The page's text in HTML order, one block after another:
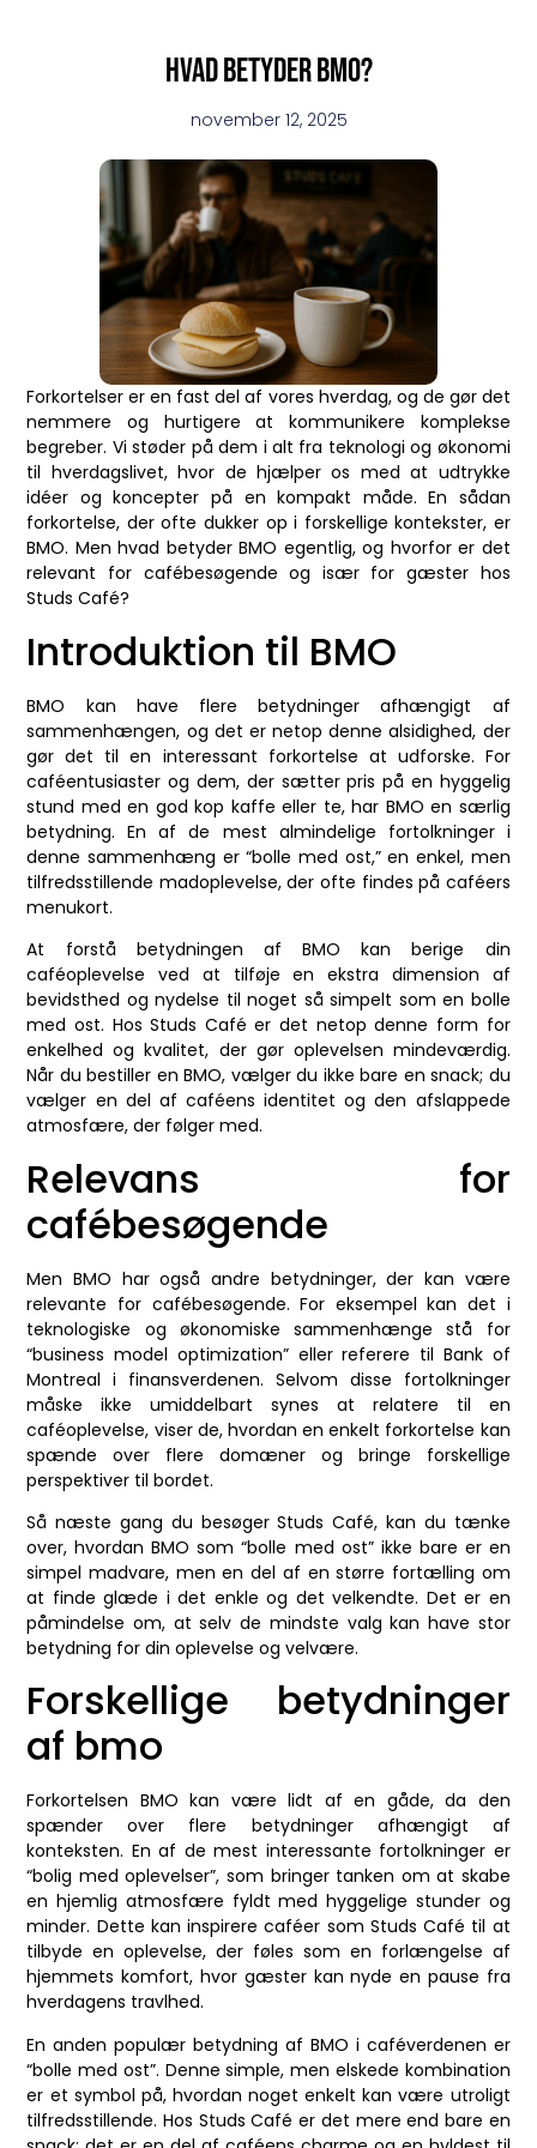
Hvad betyder bmo?
november 12, 2025
Forkortelser er en fast del af vores hverdag, og de gør det
nemmere og hurtigere at kommunikere komplekse
begreber. Vi støder på dem i alt fra teknologi og økonomi
til hverdagslivet, hvor de hjælper os med at udtrykke
idéer og koncepter på en kompakt måde. En sådan
forkortelse, der ofte dukker op i forskellige kontekster, er
BMO. Men hvad betyder BMO egentlig, og hvorfor er det
relevant for cafébesøgende og især for gæster hos
Studs Café?
Introduktion til BMO
BMO kan have flere betydninger afhængigt af
sammenhængen, og det er netop denne alsidighed, der
gør det til en interessant forkortelse at udforske. For
caféentusiaster og dem, der sætter pris på en hyggelig
stund med en god kop kaffe eller te, har BMO en særlig
betydning. En af de mest almindelige fortolkninger i
denne sammenhæng er “bolle med ost,” en enkel, men
tilfredsstillende madoplevelse, der ofte findes på caféers
menukort.
At forstå betydningen af BMO kan berige din
caféoplevelse ved at tilføje en ekstra dimension af
bevidsthed og nydelse til noget så simpelt som en bolle
med ost. Hos Studs Café er det netop denne form for
enkelhed og kvalitet, der gør oplevelsen mindeværdig.
Når du bestiller en BMO, vælger du ikke bare en snack; du
vælger en del af caféens identitet og den afslappede
atmosfære, der følger med.
Relevans for
cafébesøgende
Men BMO har også andre betydninger, der kan være
relevante for cafébesøgende. For eksempel kan det i
teknologiske og økonomiske sammenhænge stå for
“business model optimization” eller referere til Bank of
Montreal i finansverdenen. Selvom disse fortolkninger
måske ikke umiddelbart synes at relatere til en
caféoplevelse, viser de, hvordan en enkelt forkortelse kan
spænde over flere domæner og bringe forskellige
perspektiver til bordet.
Så næste gang du besøger Studs Café, kan du tænke
over, hvordan BMO som “bolle med ost” ikke bare er en
simpel madvare, men en del af en større fortælling om
at finde glæde i det enkle og det velkendte. Det er en
påmindelse om, at selv de mindste valg kan have stor
betydning for din oplevelse og velvære.
Forskellige betydninger
af bmo
Forkortelsen BMO kan være lidt af en gåde, da den
spænder over flere betydninger afhængigt af
konteksten. En af de mest interessante fortolkninger er
“bolig med oplevelser”, som bringer tanken om at skabe
en hjemlig atmosfære fyldt med hyggelige stunder og
minder. Dette kan inspirere caféer som Studs Café til at
tilbyde en oplevelse, der føles som en forlængelse af
hjemmets komfort, hvor gæster kan nyde en pause fra
hverdagens travlhed.
En anden populær betydning af BMO i caféverdenen er
“bolle med ost”. Denne simple, men elskede kombination
er et symbol på, hvordan noget enkelt kan være utroligt
tilfredsstillende. Hos Studs Café er det mere end bare en